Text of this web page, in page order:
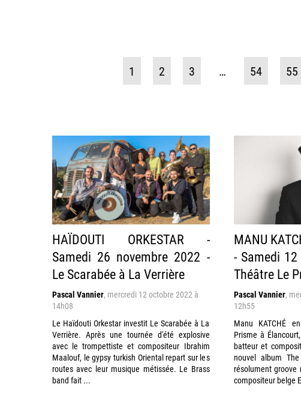
1 2 3 … 54 55
HAÏDOUTI ORKESTAR -
Samedi 26 novembre 2022 -
Le Scarabée à La Verrière
Pascal Vannier, mercredi 12 octobre 2022 à
14h08
Le Haïdouti Orkestar investit Le Scarabée à La
Verrière. Après une tournée d'été explosive
avec le trompettiste et compositeur Ibrahim
Maalouf, le gypsy turkish Oriental repart sur les
routes avec leur musique métissée. Le Brass
band fait ...
MANU
- Samedi
Théâtre Le
Pascal Vannier,
12h55
Manu KATCHÉ
Prisme à
batteur et
nouvel album
résolument
compositeur belge